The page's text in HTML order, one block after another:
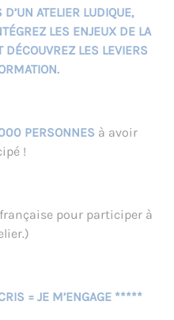
D’UN ATELIER LUDIQUE,
LES ENJEUX DE LA
DÉCOUVREZ LES LEVIERS
PERSONNES à avoir
!
pour participer à
= JE M’ENGAGE *****